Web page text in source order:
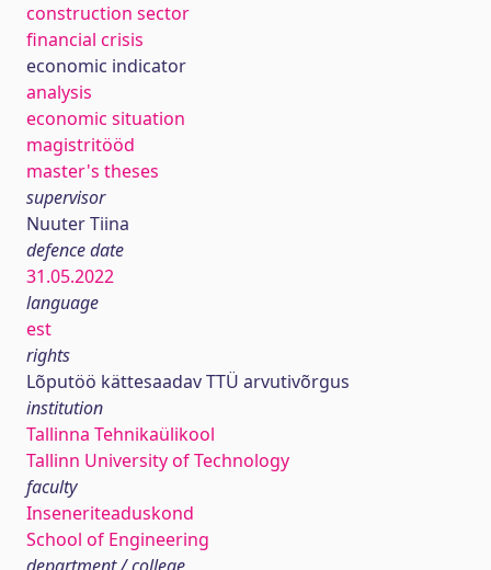
construction sector
financial crisis
economic indicator
analysis
economic situation
magistritööd
master's theses
supervisor
Nuuter Tiina
defence date
31.05.2022
language
est
rights
Lõputöö kättesaadav TTÜ arvutivõrgus
institution
Tallinna Tehnikaülikool
Tallinn University of Technology
faculty
Inseneriteaduskond
School of Engineering